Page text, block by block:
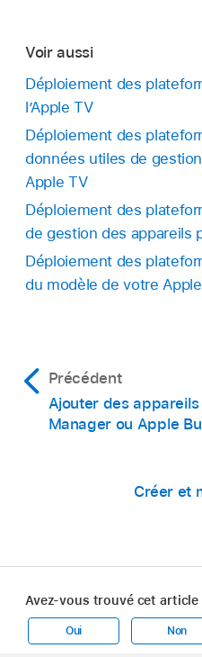
Voir aussi
Déploiement des
l’Apple TV
Déploiement des
données utiles de
Apple TV
Déploiement des
de gestion des appareils
Déploiement des
du modèle de votre
Précédent
Ajouter des
Manager ou Apple
Créer et
Avez-vous trouvé cet article
Oui Non